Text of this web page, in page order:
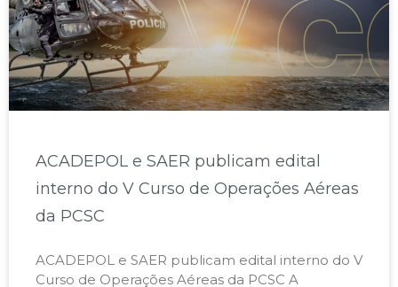
ACADEPOL e SAER publicam edital
interno do V Curso de Operações Aéreas
da PCSC​
ACADEPOL e SAER publicam edital interno do V
Curso de Operações Aéreas da PCSC A